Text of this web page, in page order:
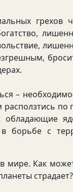
грехов
–
обладающие
с
Как может
страдает?